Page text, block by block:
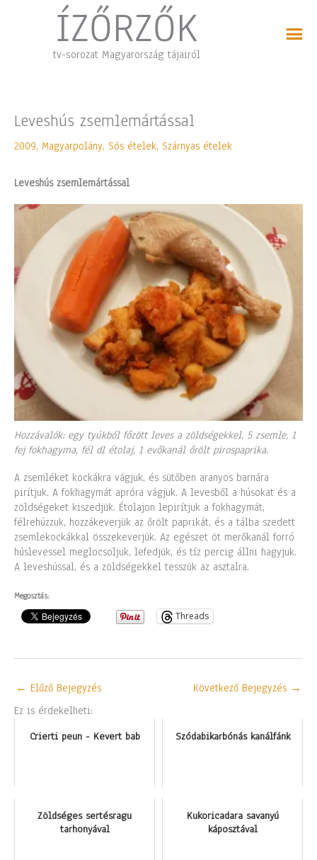
ÍZŐRZŐK
tv-sorozat Magyarország tájairól
Leveshús zsemlemártással
2009, Magyarpolány, Sós ételek, Szárnyas ételek
Leveshús zsemlemártással
Hozzávalók: egy tyúkból főzött leves a zöldségekkel, 5 zsemle, 1
fej fokhagyma, fél dl étolaj, 1 evőkanál őrölt pirospaprika.
A zsemléket kockákra vágjuk, és sütőben aranyos barnára
pirítjuk. A fokhagymát apróra vágjuk. A levesből a húsokat és a
zöldségeket kiszedjük. Étolajon lepirítjuk a fokhagymát,
félrehúzzuk, hozzákeverjük az őrölt paprikát, és a tálba szedett
zsemlekockákkal összekeverjük. Az egészet öt merőkanál forró
húslevessel meglocsoljuk, lefedjük, és tíz percig állni hagyjuk.
A leveshússal, és a zöldségekkel tesszük az asztalra.
Megosztás:
Threads
← Előző Bejegyzés Következő Bejegyzés →
Ez is érdekelheti:
Crierti peun - Kevert bab Szódabikarbónás kanálfánk
Zöldséges sertésragu
tarhonyával
Kukoricadara savanyú
káposztával